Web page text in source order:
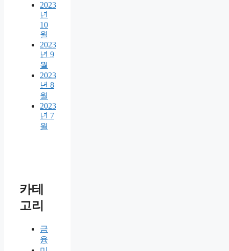
2023
년
10
월
2023
년 9
월
2023
년 8
월
2023
년 7
월
카테
고리
금
융